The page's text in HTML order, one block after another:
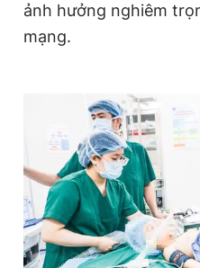
0906 645 777
Đặt báo Quảng cáo
Tổng biên tập: Nguyễn Ngọc
Phó tổng biên tập thường trực:
Phó tổng biên tập: Lâm Hiếu
ảnh hưởng nghiêm
mạng.